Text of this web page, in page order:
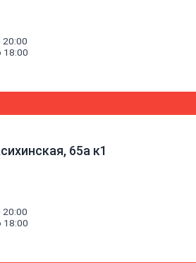
20:00
18:00
65а к1
20:00
18:00